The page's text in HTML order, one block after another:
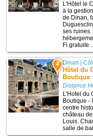
L'Hôtel le
à la
de Dinan,
ses
Fi gratuite
4 Dinan |
Hôtel du
Boutique
Distance
L'Hotel du
Boutique -
centre
château
Louis.
salle de